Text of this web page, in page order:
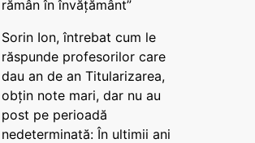
rămân în învățământ”
Sorin Ion, întrebat cum le
răspunde profesorilor care
dau an de an Titularizarea,
obțin note mari, dar nu au
post pe perioadă
nedeterminată: În ultimii ani